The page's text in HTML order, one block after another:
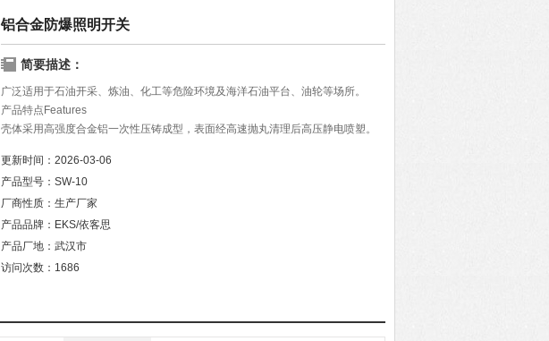
铝合金防爆照明开关
简要描述：
广泛适用于石油开采、炼油、化工等危险环境及海洋石油平台、油轮等场所。
产品特点Features
壳体采用高强度合金铝一次性压铸成型，表面经高速抛丸清理后高压静电喷塑。
构紧凑合理、材质密度高强度好、防爆性能优良,表面塑粉附着力强具有良好的防
腐能力，
表面光洁，美观大方；
铝合金防爆照明开关
更新时间： 2026-03-06
产品型号： SW-10
厂商性质： 生产厂家
产品品牌： EKS/依客思
产品厂地： 武汉市
访问次数： 1686